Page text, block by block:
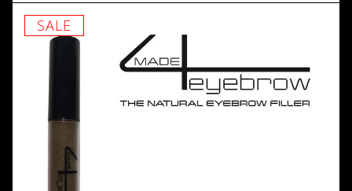
SALE